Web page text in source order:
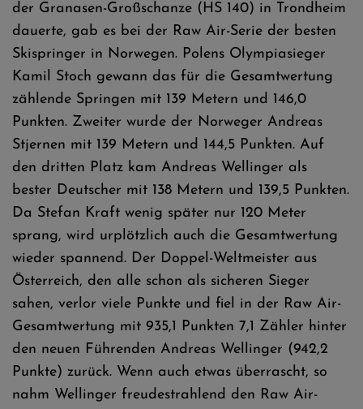
der Granasen-Großschanze (HS 140) in Trondheim
dauerte, gab es bei der Raw Air-Serie der besten
Skispringer in Norwegen. Polens Olympiasieger
Kamil Stoch gewann das für die Gesamtwertung
zählende Springen mit 139 Metern und 146,0
Punkten. Zweiter wurde der Norweger Andreas
Stjernen mit 139 Metern und 144,5 Punkten. Auf
den dritten Platz kam Andreas Wellinger als
bester Deutscher mit 138 Metern und 139,5 Punkten.
Da Stefan Kraft wenig später nur 120 Meter
sprang, wird urplötzlich auch die Gesamtwertung
wieder spannend. Der Doppel-Weltmeister aus
Österreich, den alle schon als sicheren Sieger
sahen, verlor viele Punkte und fiel in der Raw Air-
Gesamtwertung mit 935,1 Punkten 7,1 Zähler hinter
den neuen Führenden Andreas Wellinger (942,2
Punkte) zurück. Wenn auch etwas überrascht, so
nahm Wellinger freudestrahlend den Raw Air-